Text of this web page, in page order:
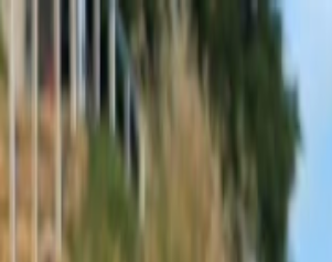
Sobota, 8. augusta 2026 Meniny má Oskar